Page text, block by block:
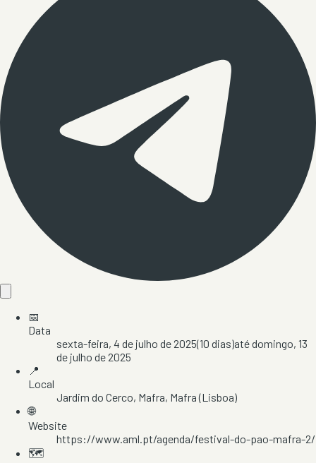
📅
Data
sexta-feira, 4 de julho de 2025(10 dias)atédomingo, 13
de julho de 2025
📍
Local
Jardim do Cerco, Mafra, Mafra(Lisboa)
🌐
Website
https://www.aml.pt/agenda/festival-do-pao-mafra-2/
🗺️